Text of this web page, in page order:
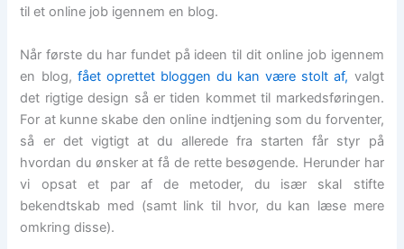
til et online job igennem en blog.
Når første du har fundet på ideen til dit online job igennem
en blog, fået oprettet bloggen du kan være stolt af, valgt
det rigtige design så er tiden kommet til markedsføringen.
For at kunne skabe den online indtjening som du forventer,
så er det vigtigt at du allerede fra starten får styr på
hvordan du ønsker at få de rette besøgende. Herunder har
vi opsat et par af de metoder, du især skal stifte
bekendtskab med (samt link til hvor, du kan læse mere
omkring disse).